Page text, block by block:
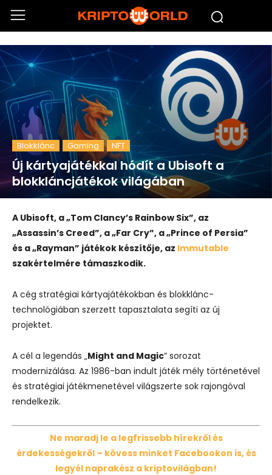
Blokklánc Gaming NFT
Új kártyajátékkal hódít a Ubisoft a
blokkláncjátékok világában
A Ubisoft, a „Tom Clancy’s Rainbow Six”, az
„Assassin’s Creed”, a „Far Cry”, a „Prince of Persia”
és a „Rayman” játékok készítője, az Immutable
szakértelmére támaszkodik.
A cég stratégiai kártyajátékokban és blokklánc-
technológiában szerzett tapasztalata segíti az új
projektet.
A cél a legendás „Might and Magic” sorozat
modernizálása. Az 1986-ban indult játék mély történetével
és stratégiai játékmenetével világszerte sok rajongóval
rendelkezik.
Ne maradj le a legfrissebb hírekről és
érdekességekről – kövess minket Facebookon is, és
legyél naprakész a kriptovilágban!